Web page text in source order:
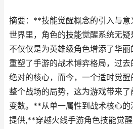
摘要：**技能觉醒概念的引入与
世界里，角色的技能觉醒系统无
不仅仅是为英雄级角色增添了华
重塑了手游的战术博弈格局，过
绝对的核心，而今，一个适时觉
整个战场的局势，这为游戏带来
变数。**从单一属性到战术核心
提供,**穿越火线手游角色技能觉